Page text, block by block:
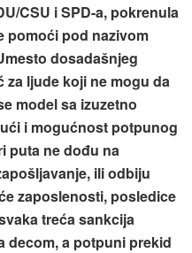
CSU i SPD-a, pokrenula
pomoći pod nazivom
dosadašnjeg
ljude koji ne mogu da
model sa izuzetno
i mogućnost potpunog
puta ne dođu na
ili odbiju
zaposlenosti, posledice
treća sankcija
decom, a potpuni prekid